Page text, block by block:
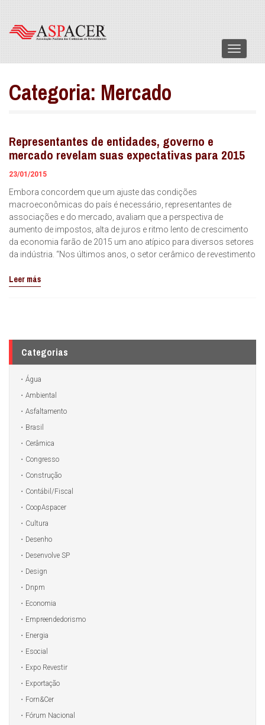
Menu
Categoria: Mercado
Representantes de entidades, governo e
mercado revelam suas expectativas para 2015
23/01/2015
Embora concordem que um ajuste das condições
macroeconômicas do país é necessário, representantes de
associações e do mercado, avaliam que a perspectiva de
aumento de impostos, alta de juros e ritmo lento de crescimento
da economia farão de 2015 um ano atípico para diversos setores
da indústria. “Nos últimos anos, o setor cerâmico de revestimento
Leer más
Categorias
Água
Ambiental
Asfaltamento
Brasil
Cerâmica
Congresso
Construção
Contábil/Fiscal
CoopAspacer
Cultura
Desenho
Desenvolve SP
Design
Dnpm
Economia
Empreendedorismo
Energia
Esocial
Expo Revestir
Exportação
Forn&Cer
Fórum Nacional